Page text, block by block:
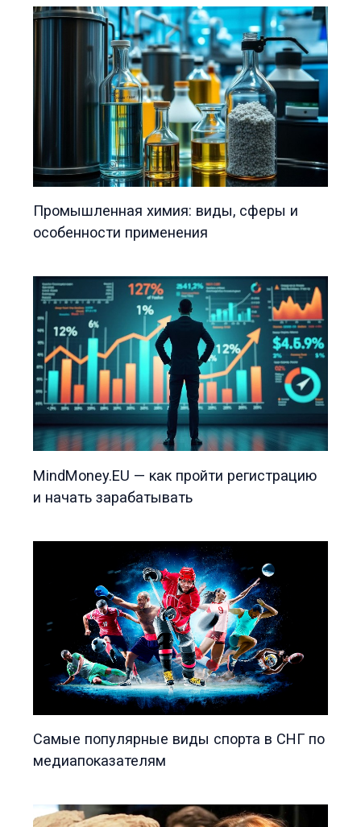
Промышленная химия: виды, сферы и
особенности применения
MindMoney.EU — как пройти регистрацию
и начать зарабатывать
Самые популярные виды спорта в СНГ по
медиапоказателям